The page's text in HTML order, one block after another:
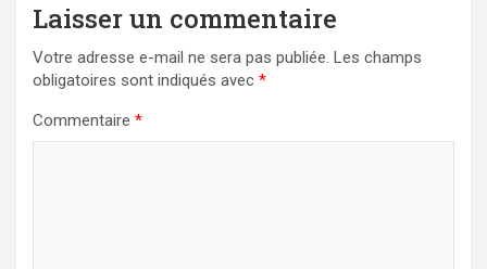
Laisser un commentaire
Votre adresse e-mail ne sera pas publiée. Les champs
obligatoires sont indiqués avec *
Commentaire *